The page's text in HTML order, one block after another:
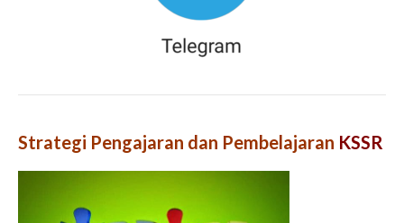
Strategi Pengajaran dan Pembelajaran KSSR